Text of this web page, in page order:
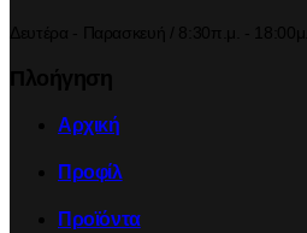
Αρχική
Προφίλ
Προϊόντα